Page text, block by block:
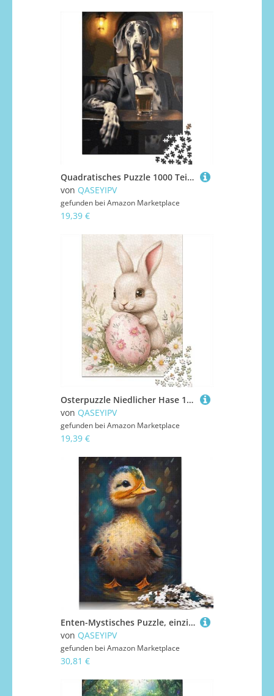
Quadratisches Puzzle 1000 Teile Deutsche Dogge für Erwachsene, Holzpuzzle, Lernspielzeug, 1000 Teile (38 x 26 cm)
von QASEYIPV
gefunden bei Amazon Marketplace
19,39 €
Osterpuzzle Niedlicher Hase 1000 Teile Kreatives Rechteckiges großes Familien-Puzzlespiel Kunstwerk für Erwachsene 1000 Teile (38x26cm)
von QASEYIPV
gefunden bei Amazon Marketplace
19,39 €
Enten-Mystisches Puzzle, einzigartige Heimdekoration, 100% recycelter Karton, Puzzle für Jungen oder Mädchen, 1000 Teile (75 x 50 cm)
von QASEYIPV
gefunden bei Amazon Marketplace
30,81 €